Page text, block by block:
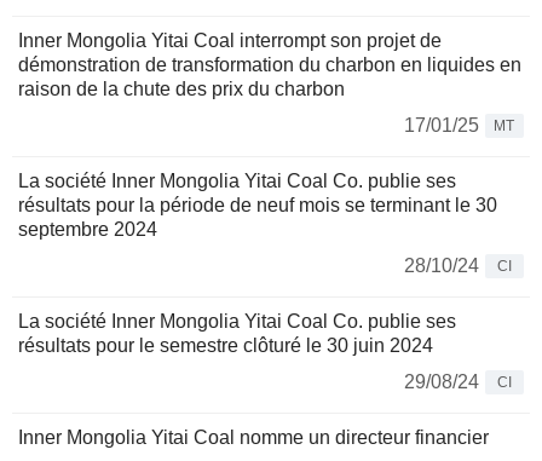
Inner Mongolia Yitai Coal interrompt son projet de
démonstration de transformation du charbon en liquides en
raison de la chute des prix du charbon
17/01/25
MT
La société Inner Mongolia Yitai Coal Co. publie ses
résultats pour la période de neuf mois se terminant le 30
septembre 2024
28/10/24
CI
La société Inner Mongolia Yitai Coal Co. publie ses
résultats pour le semestre clôturé le 30 juin 2024
29/08/24
CI
Inner Mongolia Yitai Coal nomme un directeur financier